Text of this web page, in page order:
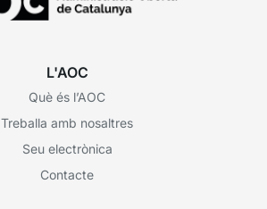
L'AOC
Què és l’AOC
Treballa amb nosaltres
Seu electrònica
Contacte